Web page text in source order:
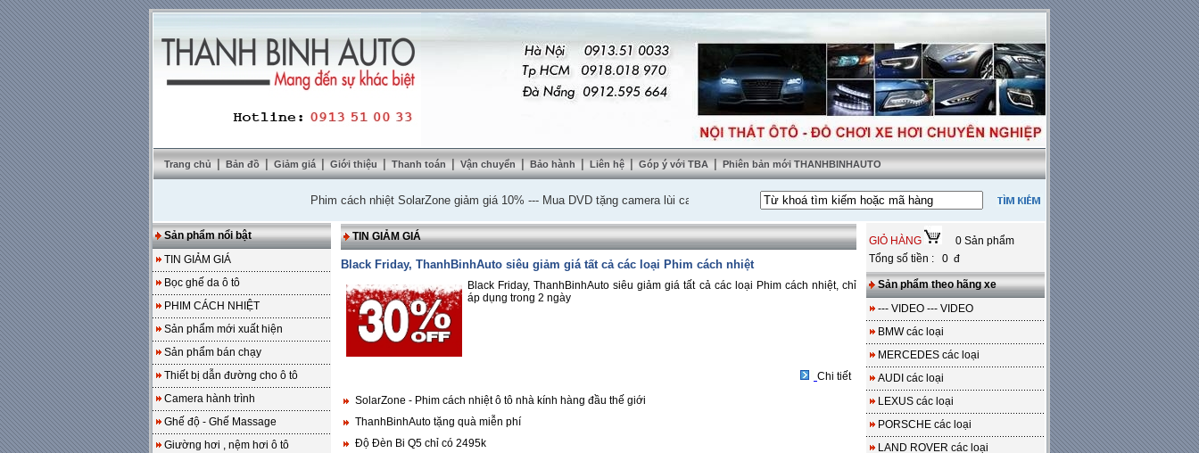
Trang chủ | Bản đồ | Giảm giá | Giới thiệu | Thanh toán | Vận chuyển | Bảo hành | Liên hệ | Góp ý với TBA | Phiên bản mới THANHBINHAUTO
Phim cách nhiệt SolarZone giảm giá 10%---Mua DVD tặng camera lùi cao cấp--- Lắp nệm ghế da thật tặng sàn da---Miễn phí 100% công lắp đặt
Sản phẩm nổi bật
TIN GIẢM GIÁ
Bọc ghế da ô tô
PHIM CÁCH NHIỆT
Sản phẩm mới xuất hiện
Sản phẩm bán chạy
Thiết bị dẫn đường cho ô tô
Camera hành trình
Ghế độ - Ghế Massage
Giường hơi , nệm hơi ô tô
TIN GIẢM GIÁ
Black Friday, ThanhBinhAuto siêu giảm giá tất cả các loại Phim cách nhiệt
Black Friday, ThanhBinhAuto siêu giảm giá tất cả các loại Phim cách nhiệt, chỉ
áp dụng trong 2 ngày
Chi tiết
SolarZone - Phim cách nhiệt ô tô nhà kính hàng đầu thế giới
ThanhBinhAuto tặng quà miễn phí
Độ Đèn Bi Q5 chỉ có 2495k
GIỎ HÀNG
0 Sản phẩm
Tổng số tiền : 0 đ
Sản phẩm theo hãng xe
--- VIDEO --- VIDEO
BMW các loại
MERCEDES các loại
AUDI các loại
LEXUS các loại
PORSCHE các loại
LAND ROVER các loại